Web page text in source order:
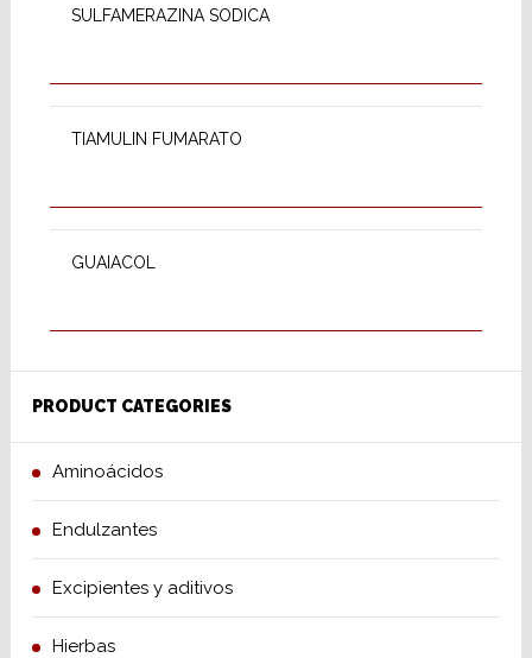
SULFAMERAZINA SODICA
TIAMULIN FUMARATO
READ MORE
GUAIACOL
READ MORE
PRODUCT CATEGORIES
Aminoácidos
Endulzantes
Excipientes y aditivos
Hierbas